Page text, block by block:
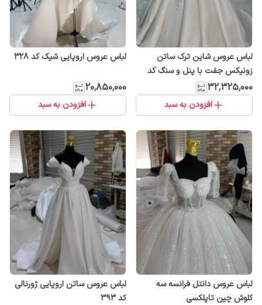
لباس عروس شاین ترک ساتن
زونیکس جفت با پنل و سنگ کد
۳۲۲
۳۲٬۳۲۵٬۰۰۰
افزودن به سبد
لباس عروس اروپایی شیک کد ۳۲۸
۲۰٬۸۵۰٬۰۰۰
افزودن به سبد
لباس عروس دانتل فرانسه سه
کلوش چین تاپلکسی
لباس عروس ساتن اروپایی ژورنالی
کد ۳93